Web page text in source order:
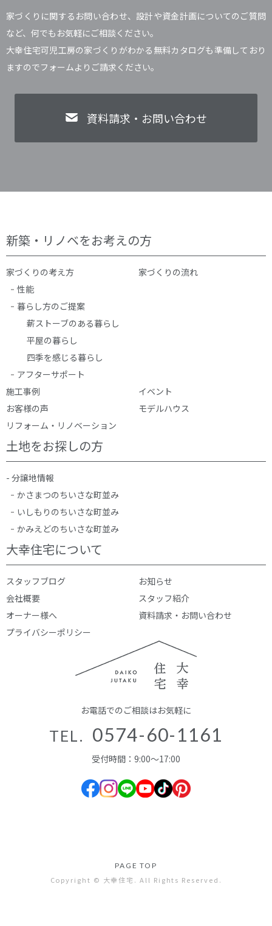
家づくりに関するお問い合わせ、設計や資金計画についてのご質問
など、何でもお気軽にご相談ください。
大幸住宅可児工房の家づくりがわかる無料カタログも準備しており
ますのでフォームよりご請求ください。
資料請求・お問い合わせ
お電話でのご相談はお気軽に
TEL. 0574-60-1161
受付時間：9:00～17:00
新築・リノベをお考えの方
家づくりの考え方
性能
暮らし方のご提案
薪ストーブのある暮らし
平屋の暮らし
四季を感じる暮らし
アフターサポート
家づくりの流れ
施工事例
イベント
お客様の声
モデルハウス
リフォーム・リノベーション
土地をお探しの方
- 分譲地情報
かさまつのちいさな町並み
いしもりのちいさな町並み
かみえどのちいさな町並み
大幸住宅について
スタッフブログ
お知らせ
会社概要
スタッフ紹介
オーナー様へ
資料請求・お問い合わせ
プライバシーポリシー
Copyright © 大幸住宅. All Rights Reserved.
PAGE TOP